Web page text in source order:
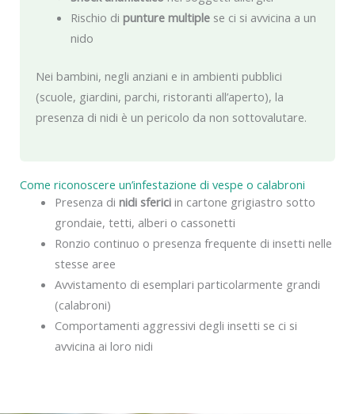
Come riconoscere un’infestazione di vespe o calabroni
Presenza di nidi sfericiin cartone grigiastro sotto
grondaie, tetti, alberi o cassonetti
Ronzio continuo o presenza frequente di insetti nelle
stesse aree
Avvistamento di esemplari particolarmente grandi
(calabroni)
Comportamenti aggressivi degli insetti se ci si
avvicina ai loro nidi
Rischio di punture multiplese ci si avvicina a un
nido
Nei bambini, negli anziani e in ambienti pubblici
(scuole, giardini, parchi, ristoranti all’aperto), la
presenza di nidi è un pericolo da non sottovalutare.